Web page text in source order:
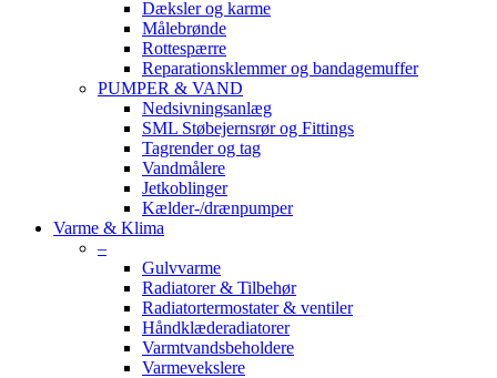
Dæksler og karme
Målebrønde
Rottespærre
Reparationsklemmer og bandagemuffer
PUMPER & VAND
Nedsivningsanlæg
SML Støbejernsrør og Fittings
Tagrender og tag
Vandmålere
Jetkoblinger
Kælder-/drænpumper
Varme & Klima
–
Gulvvarme
Radiatorer & Tilbehør
Radiatortermostater & ventiler
Håndklæderadiatorer
Varmtvandsbeholdere
Varmevekslere